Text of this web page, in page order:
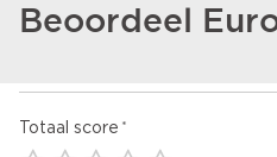
Beoordeel
Totaal score